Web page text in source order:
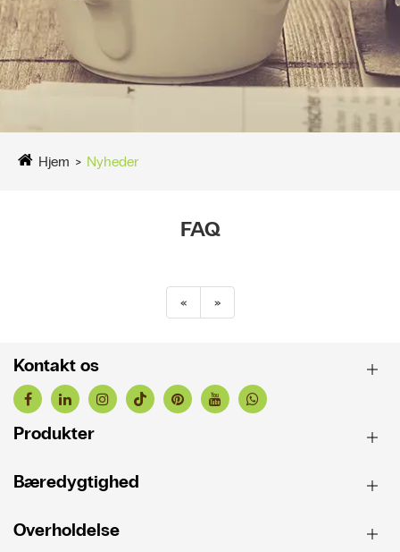
Hjem Nyheder
FAQ
« »
Kontakt os
Produkter
Bæredygtighed
Overholdelse